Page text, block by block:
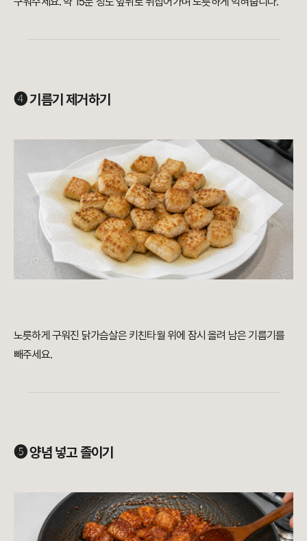
➍ 기름기 제거하기
노릇하게 구워진 닭가슴살은 키친타월 위에 잠시 올려 남은 기름기를
빼주세요.
➎ 양념 넣고 졸이기